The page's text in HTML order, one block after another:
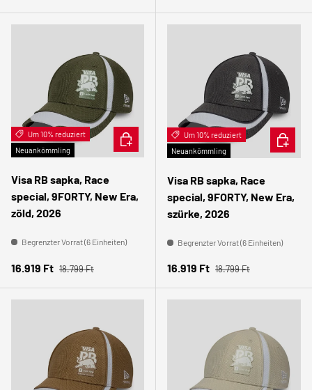
Um 10% reduziert
Neuankömmling
Visa RB sapka, Race
special, 9FORTY, New Era,
zöld, 2026
Begrenzter Vorrat (6 Einheiten)
Verkaufspreis
16.919 Ft Normaler Preis
18.799 Ft
IN DEN WARENKORBUm 10% reduziert
Neuankömmling
Visa RB sapka, Race
special, 9FORTY, New Era,
szürke, 2026
Begrenzter Vorrat (6 Einheiten)
Verkaufspreis
16.919 Ft Normaler Preis
18.799 Ft
IN DEN